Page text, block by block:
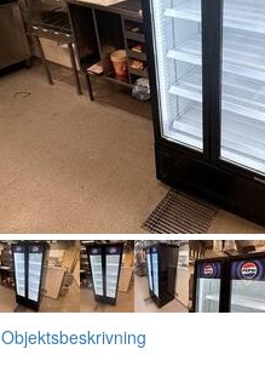
Objektsbeskrivning